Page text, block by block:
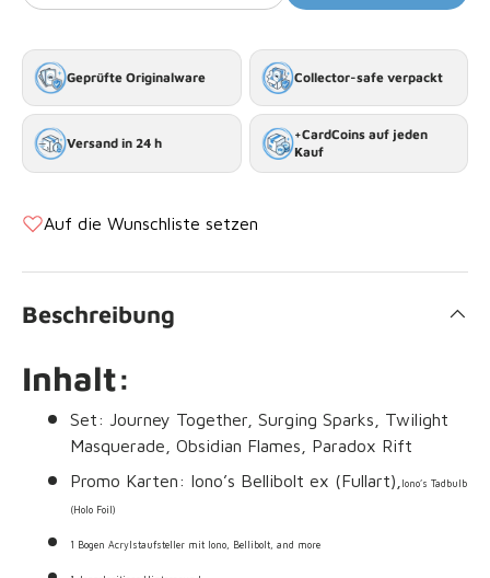
Geprüfte Originalware Collector-safe verpackt
Versand in 24 h
+CardCoins auf jeden
Kauf
Auf die Wunschliste setzen
Beschreibung
Inhalt:
Set: Journey Together, Surging Sparks, Twilight
Masquerade, Obsidian Flames, Paradox Rift
Promo Karten: Iono’s Bellibolt ex (Fullart),
Iono’s Tadbulb
(Holo Foil)
1 Bogen Acrylstaufsteller mit Iono, Bellibolt, and more